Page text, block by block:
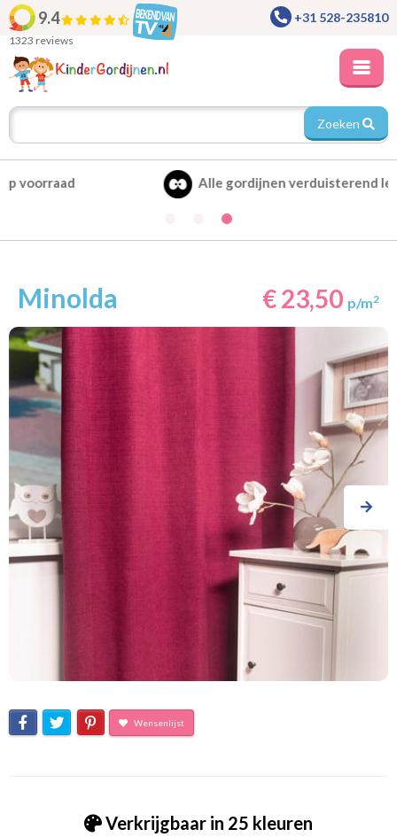
9.4
1323 reviews
+31 528-235810
Zoeken
Alle gordijnen verduisterend leverbaar
Minolda € 23,50 p/m2
Wensenlijst
Verkrijgbaar in 25 kleuren